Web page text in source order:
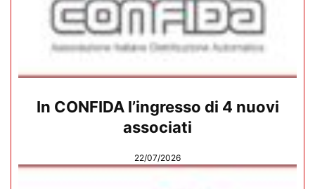
In CONFIDA l’ingresso di 4 nuovi
associati
22/07/2026